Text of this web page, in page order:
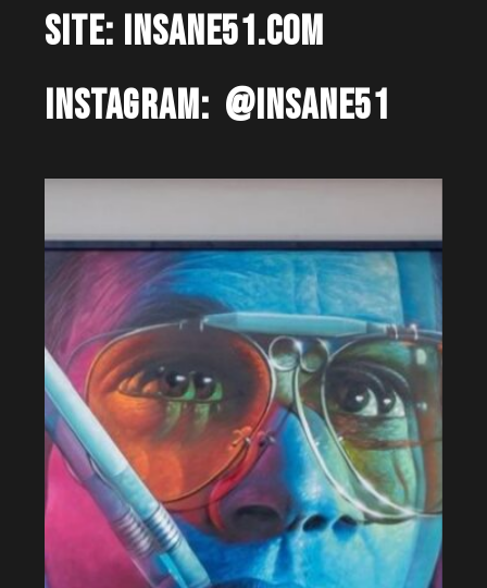
SITE: INSANE51.COM
INSTAGRAM: @INSANE51